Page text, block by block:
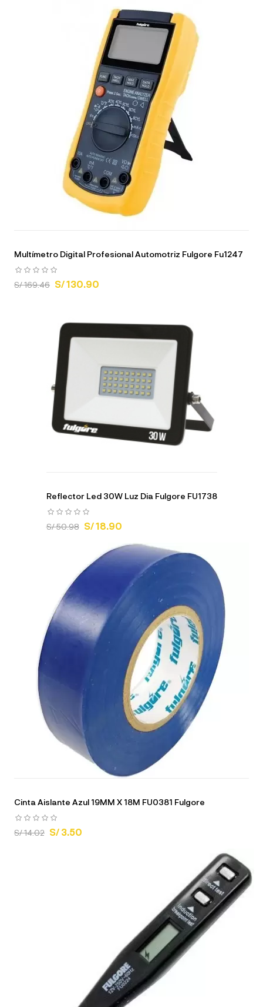
Multímetro Digital Profesional Automotriz Fulgore Fu1247
S/ 169.46 S/ 130.90
Reflector Led 30W Luz Dia Fulgore FU1738
S/ 50.98 S/ 18.90
Cinta Aislante Azul 19MM X 18M FU0381 Fulgore
S/ 14.02 S/ 3.50